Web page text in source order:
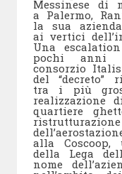
Messinese di
a Palermo,
la sua
ai vertici
Una
pochi anni
consorzio
del “decreto”
tra i più
realizzazione
quartiere
alla
della Lega
nome